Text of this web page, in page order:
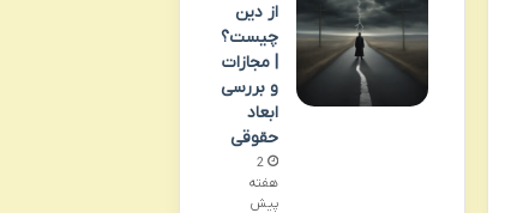
از دین
چیست؟
| مجازات
و بررسی
ابعاد
حقوقی
2
هفته
پیش